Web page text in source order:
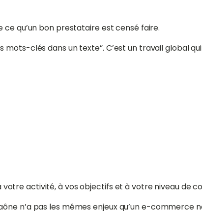
qu’un bon prestataire est censé faire.
mots-clés dans un texte”. C’est un travail global
activité, à vos objectifs et à votre niveau de
n’a pas les mêmes enjeux qu’un e-